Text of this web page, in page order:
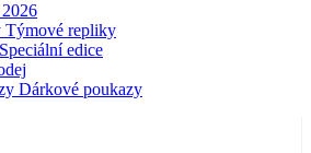
Týmové repliky
Speciální edice
Dárkové poukazy